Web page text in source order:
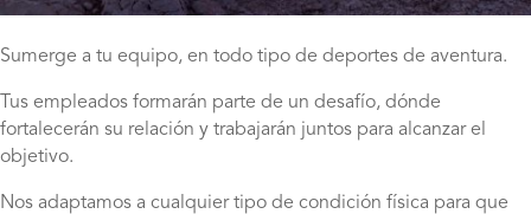
Sumerge a tu equipo, en todo tipo de deportes de aventura.
Tus empleados formarán parte de un desafío, dónde
fortalecerán su relación y trabajarán juntos para alcanzar el
objetivo.
Nos adaptamos a cualquier tipo de condición física para que